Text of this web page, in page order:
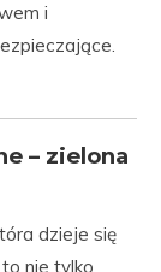
i
– zielona
dzieje się
nie tylko